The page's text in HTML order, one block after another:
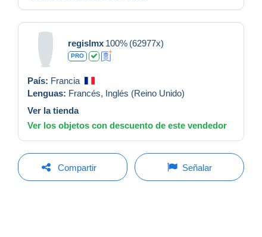
regislmx 100% (62977x)
PRO
País: Francia
Lenguas: Francés, Inglés (Reino Unido)
Ver la tienda
Ver los objetos con descuento de este vendedor
Compartir Señalar